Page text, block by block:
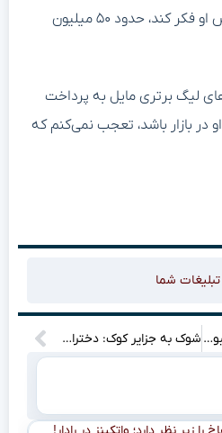
“برای اینکه اتلتیکو به فروش او فکر کند، حدود ۵۰ میلیون
لیگ برتری مایل به پرداخت
در بازار باشد، تعجب نمی‌کنم که
شما
سورپرایز آبی: کاپیتان محبوب دوباره پیراهن استقلال را می‌پوشد؟” شوک به جزایر کوک: دختران بسکتبالی ایران تاریخ‌ساز شدند؟”